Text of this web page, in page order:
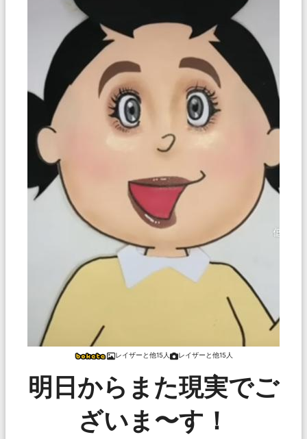
レイザーと他15人 レイザーと他15人
明日からまた現実でご
ざいま〜す！